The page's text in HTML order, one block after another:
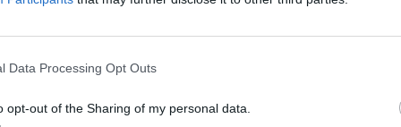
Data Processing Opt Outs
opt-out of the Sharing of my personal data.
tesztprogramja a legnagyobb. 2021
végre. Franciaországban 200
tesztet használtak fel. Mivel nem
nehéz nyomon követni a
on azonban megnézhetjük, hogy az